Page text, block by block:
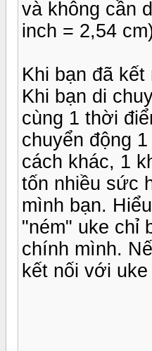
và không cần
inch = 2,54
Khi bạn đã
Khi bạn di
cùng 1 thời
chuyển động
cách khác, 1
tốn nhiều sức
mình bạn.
"ném" uke chỉ
chính mình.
kết nối với